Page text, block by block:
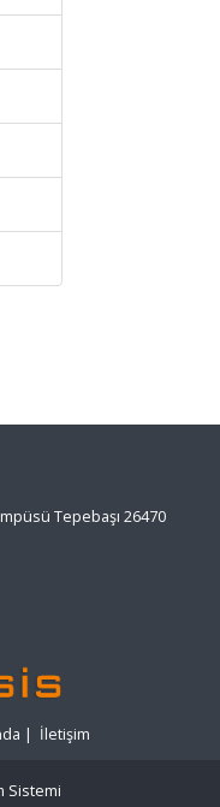
Tepebaşı 26470
| İletişim
Sistemi